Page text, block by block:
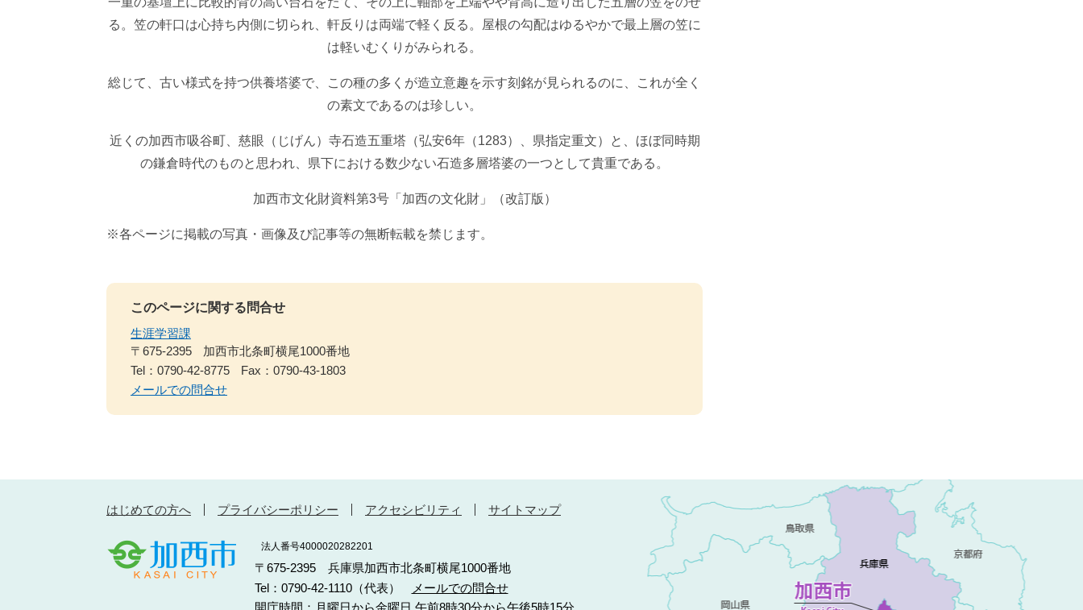
る。笠の軒口は心持ち内側に切られ、軒反りは両端で軽く反る。屋根の勾配はゆるやかで最上層の笠に
は軽いむくりがみられる。
総じて、古い様式を持つ供養塔婆で、この種の多くが造立意趣を示す刻銘が見られるのに、これが全く
の素文であるのは珍しい。
近くの加西市吸谷町、慈眼（じげん）寺石造五重塔（弘安6年（1283）、県指定重文）と、ほぼ同時期
の鎌倉時代のものと思われ、県下における数少ない石造多層塔婆の一つとして貴重である。
加西市文化財資料第3号「加西の文化財」（改訂版）
※各ページに掲載の写真・画像及び記事等の無断転載を禁じます。
このページに関する問合せ
生涯学習課
〒675-2395
加西市北条町横尾1000番地
Tel：0790-42-8775
Fax：0790-43-1803
メールでの問合せ
はじめての方へ プライバシーポリシー アクセシビリティ サイトマップ
法人番号4000020282201
〒675-2395 兵庫県加西市北条町横尾1000番地
Tel：0790-42-1110（代表）
メールでの問合せ
開庁時間：月曜日から金曜日 午前8時30分から午後5時15分